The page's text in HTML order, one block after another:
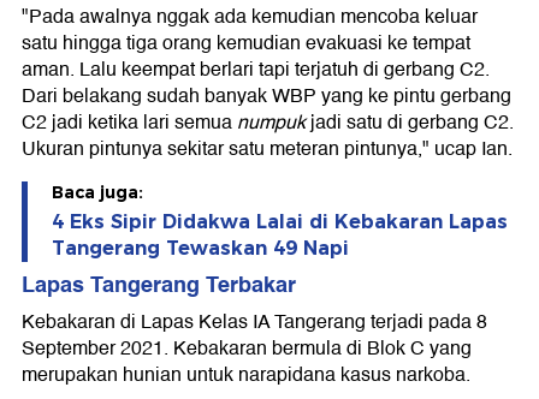
"Pada awalnya nggak ada kemudian mencoba keluar
satu hingga tiga orang kemudian evakuasi ke tempat
aman. Lalu keempat berlari tapi terjatuh di gerbang C2.
Dari belakang sudah banyak WBP yang ke pintu gerbang
C2 jadi ketika lari semuanumpukjadi satu di gerbang C2.
Ukuran pintunya sekitar satu meteran pintunya," ucap Ian.
Baca juga:
4 Eks Sipir Didakwa Lalai di Kebakaran Lapas
Tangerang Tewaskan 49 Napi
Lapas Tangerang Terbakar
Kebakaran di Lapas Kelas IA Tangerang terjadi pada 8
September 2021. Kebakaran bermula di Blok C yang
merupakan hunian untuk narapidana kasus narkoba.